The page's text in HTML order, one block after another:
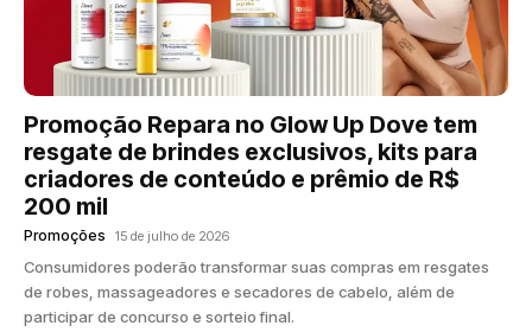
Promoção Repara no Glow Up Dove tem
resgate de brindes exclusivos, kits para
criadores de conteúdo e prêmio de R$
200 mil
Promoções 15 de julho de 2026
Consumidores poderão transformar suas compras em resgates
de robes, massageadores e secadores de cabelo, além de
participar de concurso e sorteio final.